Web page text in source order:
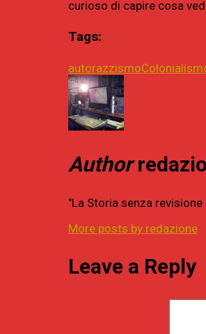
curioso di capire cosa
Tags:
autorazzismo
Author
"La Storia senza
More posts by redazione
Leave a Reply